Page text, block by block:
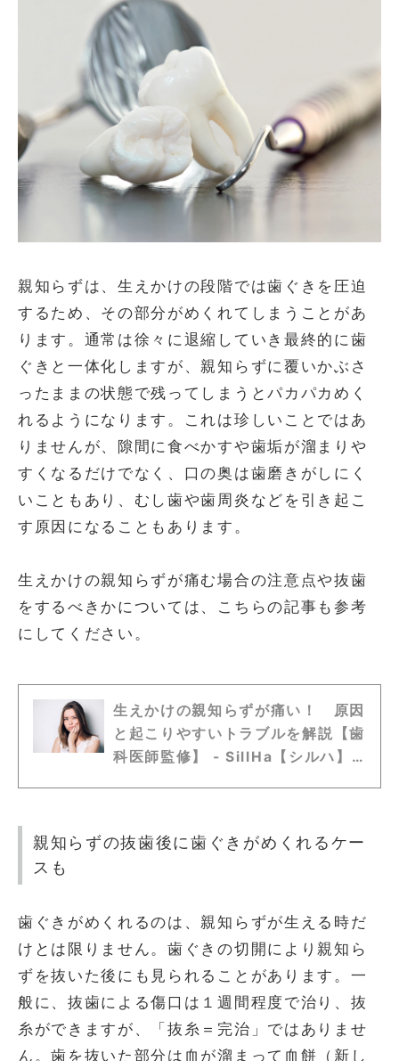
親知らずは、生えかけの段階では歯ぐきを圧迫
するため、その部分がめくれてしまうことがあ
ります。通常は徐々に退縮していき最終的に歯
ぐきと一体化しますが、親知らずに覆いかぶさ
ったままの状態で残ってしまうとパカパカめく
れるようになります。これは珍しいことではあ
りませんが、隙間に食べかすや歯垢が溜まりや
すくなるだけでなく、口の奥は歯磨きがしにく
いこともあり、むし歯や歯周炎などを引き起こ
す原因になることもあります。
生えかけの親知らずが痛む場合の注意点や抜歯
をするべきかについては、こちらの記事も参考
にしてください。
生えかけの親知らずが痛い！ 原因
と起こりやすいトラブルを解説【歯
科医師監修】 - SillHa【シルハ】-
親知らずの抜歯後に歯ぐきがめくれるケー
スも
歯ぐきがめくれるのは、親知らずが生える時だ
けとは限りません。歯ぐきの切開により親知ら
ずを抜いた後にも見られることがあります。一
般に、抜歯による傷口は１週間程度で治り、抜
糸ができますが、「抜糸＝完治」ではありませ
ん。歯を抜いた部分は血が溜まって血餅（新し